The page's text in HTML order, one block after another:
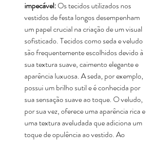
impecável: Os tecidos utilizados nos
vestidos de festa longos desempenham
um papel crucial na criação de um visual
sofisticado. Tecidos como seda e veludo
são frequentemente escolhidos devido à
sua textura suave, caimento elegante e
aparência luxuosa. A seda, por exemplo,
possui um brilho sutil e é conhecida por
sua sensação suave ao toque. O veludo,
por sua vez, oferece uma aparência rica e
uma textura aveludada que adiciona um
toque de opulência ao vestido. Ao